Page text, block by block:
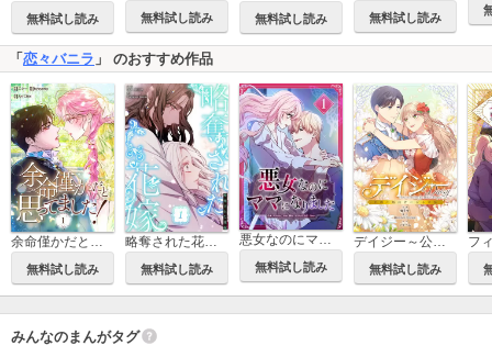
無料試し読み 無料試し読み 無料試し読み 無料試し読み
「 恋々バニラ 」 のおすすめ作品
余命僅かだと思ってました！【特装版】
無料試し読み
略奪された花嫁【特装版】
無料試し読み
悪女なのにママになりました【電子単行本版】
無料試し読み
デイジー～公爵の婚約者になる方法～【分冊版】
無料試し読み
みんなのまんがタグ